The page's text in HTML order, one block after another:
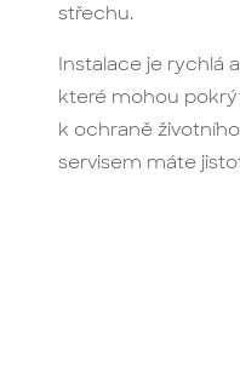
střechu.
Instalace je rychlá
které mohou
k ochraně
servisem máte